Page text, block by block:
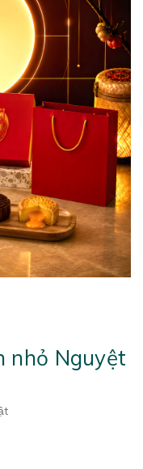
nhỏ Nguyệt